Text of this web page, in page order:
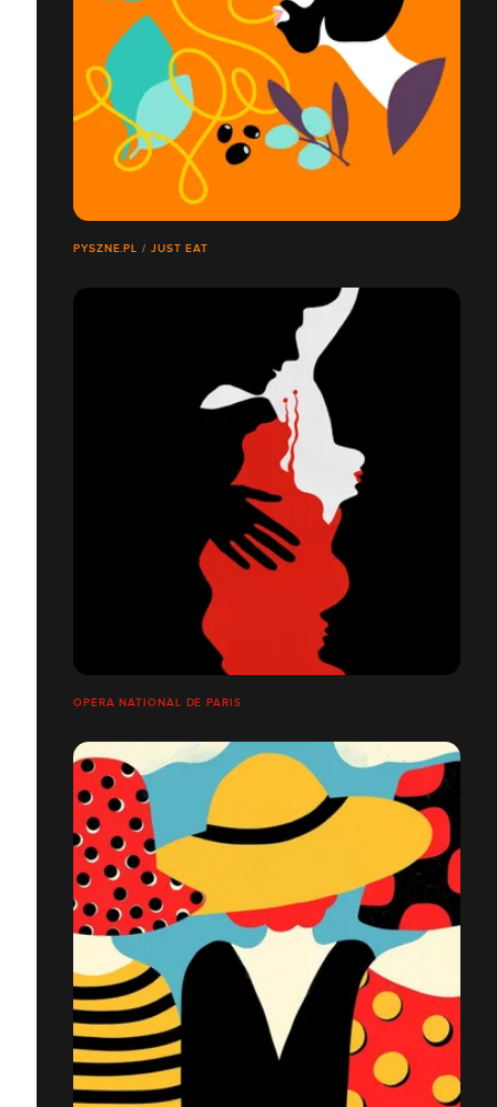
PYSZNE.PL / JUST EAT
OPÉRA NATIONAL DE PARIS